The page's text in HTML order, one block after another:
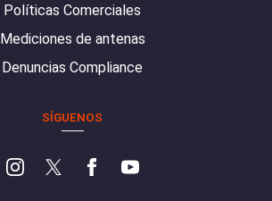
Políticas Comerciales
Mediciones de antenas
Denuncias Compliance
SÍGUENOS